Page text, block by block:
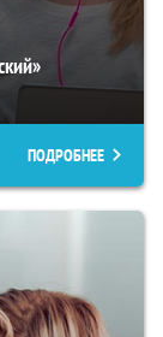
ПОДРОБНЕЕ